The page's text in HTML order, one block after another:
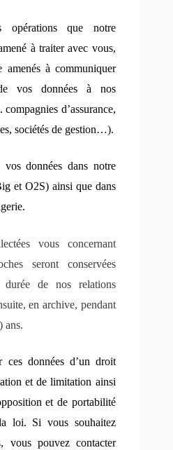
opérations que notre
à traiter avec vous,
amenés à communiquer
vos données à nos
d’assurance,
sociétés de gestion…).
vos données dans notre
et O2S) ainsi que dans
vous concernant
seront conservées
de nos relations
en archive, pendant
ans.
ces données d’un droit
et de limitation ainsi
et de portabilité
loi. Si vous souhaitez
vous pouvez contacter